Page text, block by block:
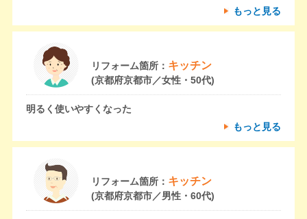
もっと見る
リフォーム箇所： キッチン
(京都府京都市／女性・50代)
明るく使いやすくなった
もっと見る
リフォーム箇所： キッチン
(京都府京都市／男性・60代)